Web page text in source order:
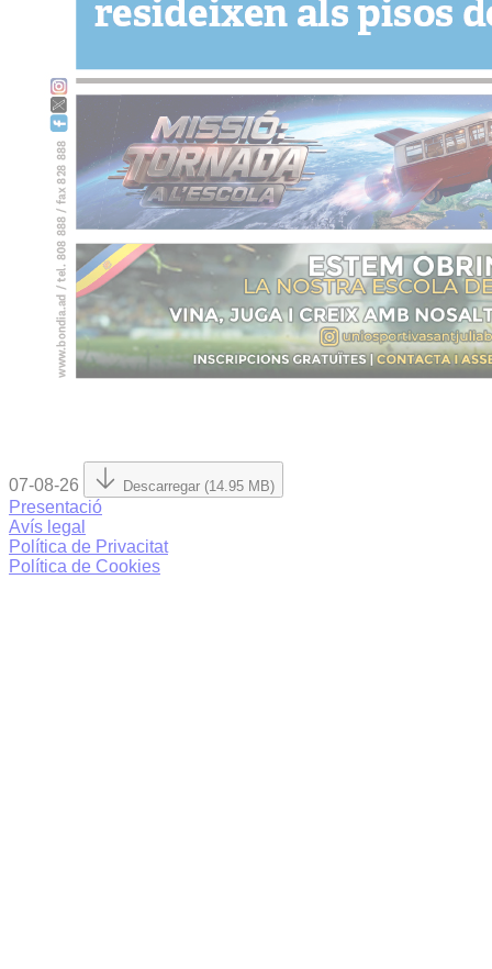
07-08-26 Descarregar (14.95 MB)
Presentació
Avís legal
Política de Privacitat
Política de Cookies